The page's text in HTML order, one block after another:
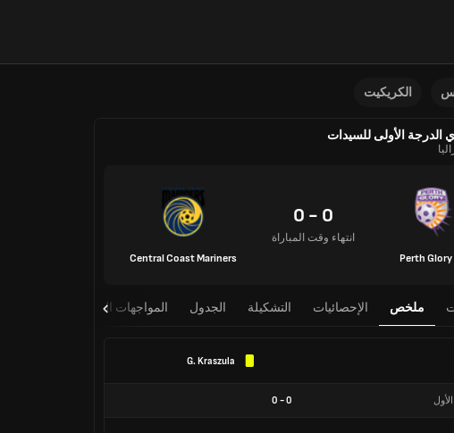
الكريكيت
الدرجة الأولى للسيدات
Perth Glory
0 - 0
انتهاء وقت المباراة
Central Coast Mariners
ملخص الإحصائيات التشكيلة الجدول المواجهات المباشرة
G. Kraszula
0
-
0